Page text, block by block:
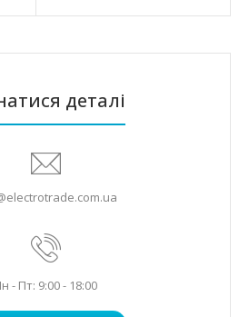
деталі
- Пт: 9:00 - 18:00